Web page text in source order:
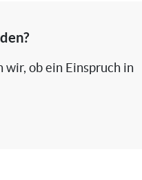
ob ein Einspruch in